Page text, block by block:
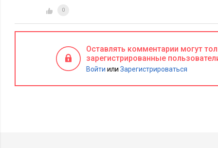
0
Оставлять комментарии могут
зарегистрированные
Войти или Зарегистрироваться